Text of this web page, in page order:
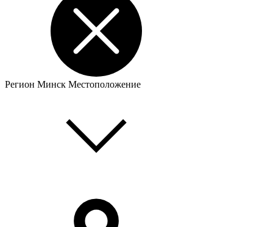
Регион Минск Местоположение